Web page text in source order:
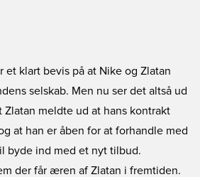
et klart bevis på at Nike og Zlatan
selskab. Men nu ser det altså ud
meldte ud at hans kontrakt
at han er åben for at forhandle med
byde ind med et nyt tilbud.
der får æren af Zlatan i fremtiden.